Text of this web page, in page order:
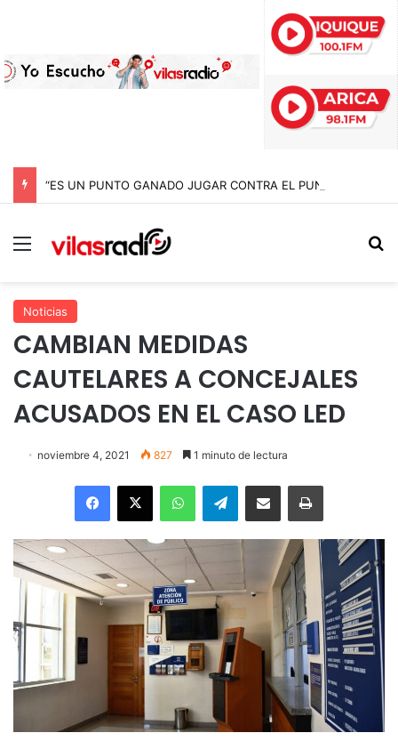
Menú
Noticias
CAMBIAN MEDIDAS
CAUTELARES A CONCEJALES
ACUSADOS EN EL CASO LED
noviembre 4, 2021 827 1 minuto de lectura
Facebook
X WhatsAppTelegramEnviar vía email Imprimir